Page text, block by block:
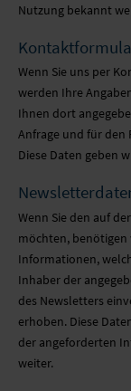
Nutzung bekannt
Wenn Sie uns per
werden Ihre
Ihnen dort
Anfrage und für den
Diese Daten geben
Wenn Sie den auf
möchten, benötigen
Informationen,
Inhaber der
des Newsletters
erhoben. Diese
der angeforderten
weiter.